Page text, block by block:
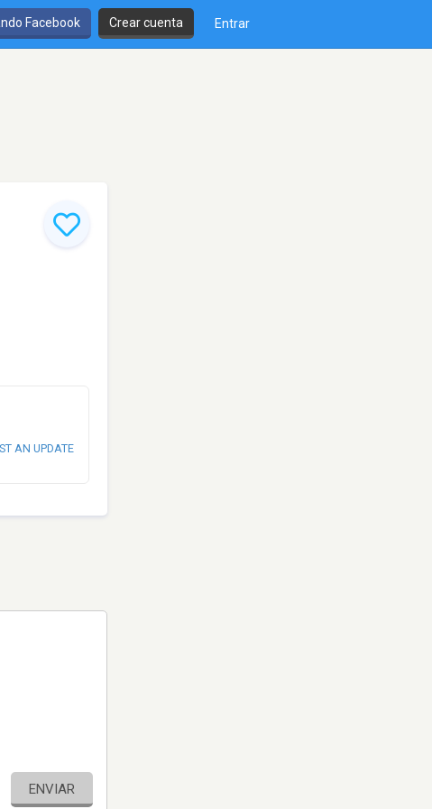
Facebook Crear cuenta Entrar
AN UPDATE
ENVIAR